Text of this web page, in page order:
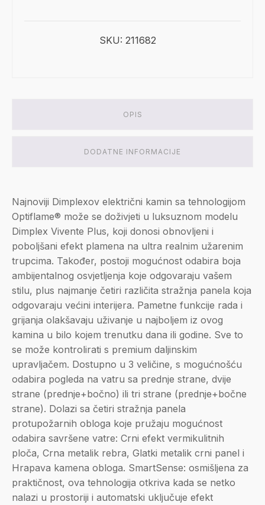
SKU: 211682
OPIS
DODATNE INFORMACIJE
Najnoviji Dimplexov električni kamin sa tehnologijom
Optiflame® može se doživjeti u luksuznom modelu
Dimplex Vivente Plus, koji donosi obnovljeni i
poboljšani efekt plamena na ultra realnim užarenim
trupcima. Također, postoji mogućnost odabira boja
ambijentalnog osvjetljenja koje odgovaraju vašem
stilu, plus najmanje četiri različita stražnja panela koja
odgovaraju većini interijera. Pametne funkcije rada i
grijanja olakšavaju uživanje u najboljem iz ovog
kamina u bilo kojem trenutku dana ili godine. Sve to
se može kontrolirati s premium daljinskim
upravljačem. Dostupno u 3 veličine, s mogućnošću
odabira pogleda na vatru sa prednje strane, dvije
strane (prednje+bočno) ili tri strane (prednje+bočne
strane). Dolazi sa četiri stražnja panela
protupožarnih obloga koje pružaju mogućnost
odabira savršene vatre: Crni efekt vermikulitnih
ploča, Crna metalik rebra, Glatki metalik crni panel i
Hrapava kamena obloga. SmartSense: osmišljena za
praktičnost, ova tehnologija otkriva kada se netko
nalazi u prostoriji i automatski uključuje efekt